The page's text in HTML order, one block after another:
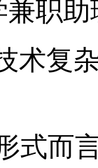
职
术复
式而